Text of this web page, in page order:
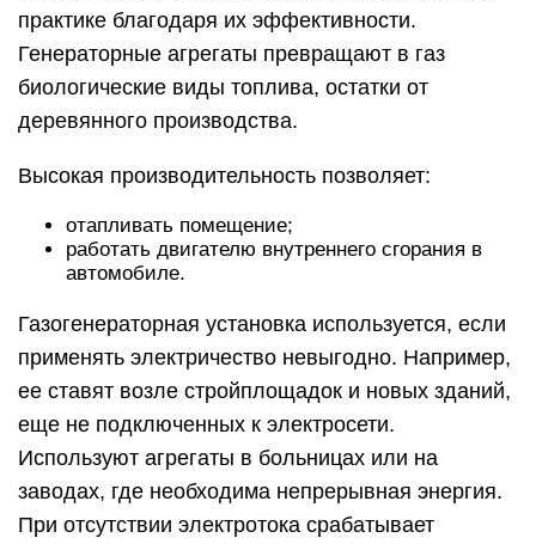
практике благодаря их эффективности.
Генераторные агрегаты превращают в газ
биологические виды топлива, остатки от
деревянного производства.
Высокая производительность позволяет:
отапливать помещение;
работать двигателю внутреннего сгорания в
автомобиле.
Газогенераторная установка используется, если
применять электричество невыгодно. Например,
ее ставят возле стройплощадок и новых зданий,
еще не подключенных к электросети.
Используют агрегаты в больницах или на
заводах, где необходима непрерывная энергия.
При отсутствии электротока срабатывает